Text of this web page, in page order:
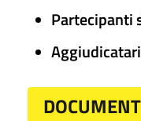
Partecipanti